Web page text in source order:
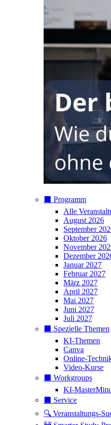
⬛️ Programm
Alle
August 2026
September
Oktober 2026
November
Dezember
Januar 2027
Februar 2027
März 2027
April 2027
Mai 2027
Juni 2027
Juli 2027
⬛️ Spezielle Themen
KI-Themen
Canva
Online-
Video-Kurse
⬛️ Workgroups
KI-
⬛️ Service
🔍 Veranstaltungs-